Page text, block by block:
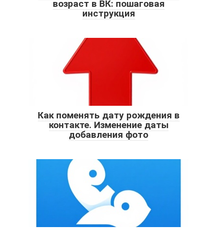
возраст в ВК: пошаговая
инструкция
Как поменять дату рождения в
контакте. Изменение даты
добавления фото